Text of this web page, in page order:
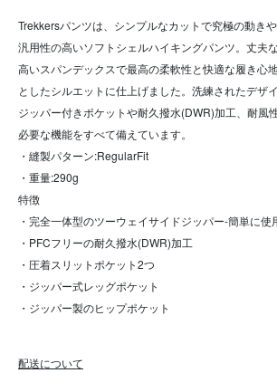
Trekkersパンツは、シンプルなカットで究極の動き
汎用性の高いソフトシェルハイキングパンツ。丈夫
高いスパンデックスで最高の柔軟性と快適な履き心
としたシルエットに仕上げました。洗練されたデザ
ジッパー付きポケットや耐久撥水(DWR)加工、耐風
必要な機能をすべて備えています。
・縫製パターン:RegularFit
・重量:290g
特徴
・完全一体型のツーウェイサイドジッパー-簡単に
・PFCフリーの耐久撥水(DWR)加工
・圧着スリットポケット2つ
・ジッパー式レッグポケット
・ジッパー製のヒップポケット
配送について